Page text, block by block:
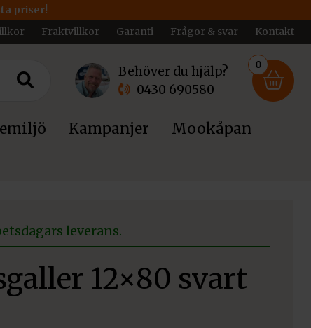
priser!
Fraktvillkor Garanti Frågor & svar Kontakt
Behöver du hjälp?
0430 690580
0
Kampanjer
Mookåpan
leverans.
12×80 svart